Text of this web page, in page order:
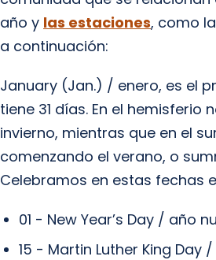
año y las estaciones, como
a continuación:
January (Jan.) / enero, es el
tiene 31 días. En el hemisferio
invierno, mientras que en el
comenzando el verano, o
Celebramos en estas fechas
01 - New Year’s Day / año
15 - Martin Luther King Day